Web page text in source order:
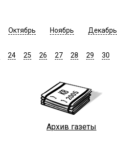
Октябрь Ноябрь Декабрь
24 25 26 27 28 29 30
Архив газеты